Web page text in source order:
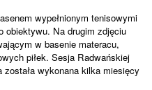
wypełnionym tenisowymi
obiektywu. Na drugim zdjęciu
w basenie materacu,
piłek. Sesja Radwańskiej
wykonana kilka miesięcy